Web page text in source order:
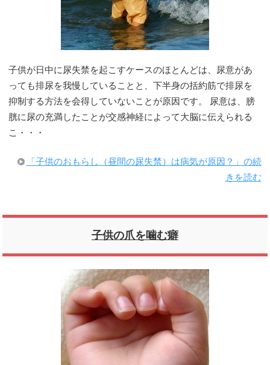
子供が日中に尿失禁を起こすケースのほとんどは、尿意があ
っても排尿を我慢していることと、下半身の括約筋で排尿を
抑制する方法を会得していないことが原因です。 尿意は、膀
胱に尿の充満したことが交感神経によって大脳に伝えられる
こ・・・
「子供のおもらし（昼間の尿失禁）は病気が原因？」の続
きを読む
子供の爪を噛む癖